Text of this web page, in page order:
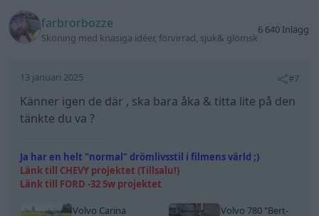
farbrorbozze
Sköning med knasiga idéer, förvirrad, sjuk& glömsk
6 640 Inlägg
13 januari 2025 #7
Känner igen de där , ska bara åka & titta lite på den
tänkte du va ?
Ja har en helt "normal" drömlivsstil i filmens värld ;)
Länk till CHEVY projektet (Tillsalu!)
Länk till FORD -32 5w projektet
Volvo Carina
Volvo 780 "Bert-